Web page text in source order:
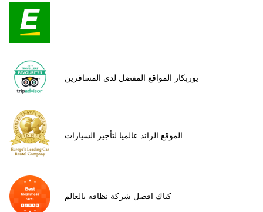
يوربكار المواقع المفضل لدى المسافرين
الموقع الرائد عالميا لتأجير السيارات
كياك افضل شركة نظافه بالعالم